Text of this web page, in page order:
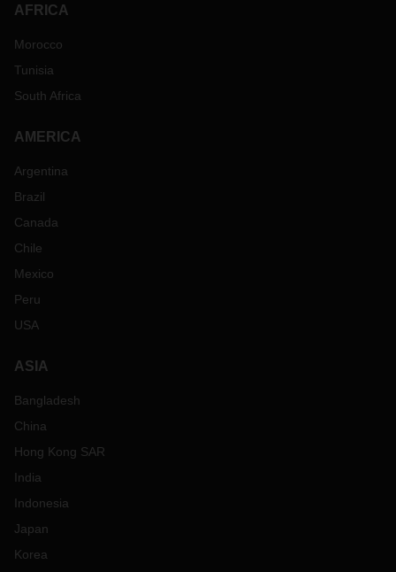
AFRICA
Morocco
Tunisia
South Africa
AMERICA
Argentina
Brazil
Canada
Chile
Mexico
Peru
USA
ASIA
Bangladesh
China
Hong Kong SAR
India
Indonesia
Japan
Korea